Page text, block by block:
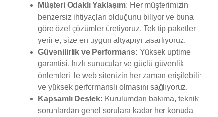
Müşteri Odaklı Yaklaşım: Her müşterimizin
benzersiz ihtiyaçları olduğunu biliyor ve buna
göre özel çözümler üretiyoruz. Tek tip paketler
yerine, size en uygun altyapıyı tasarlıyoruz.
Güvenilirlik ve Performans: Yüksek uptime
garantisi, hızlı sunucular ve güçlü güvenlik
önlemleri ile web sitenizin her zaman erişilebilir
ve yüksek performanslı olmasını sağlıyoruz.
Kapsamlı Destek: Kurulumdan bakıma, teknik
sorunlardan genel sorulara kadar her konuda